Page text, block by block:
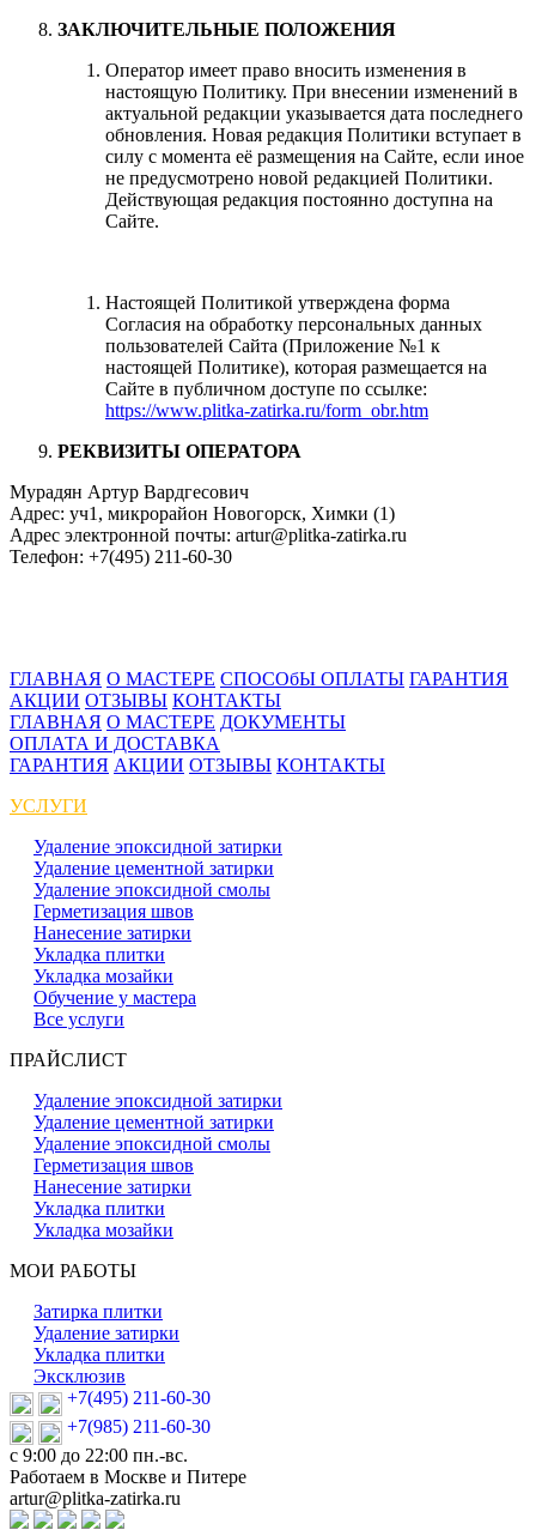
ЗАКЛЮЧИТЕЛЬНЫЕ ПОЛОЖЕНИЯ
Оператор имеет право вносить изменения в
настоящую Политику. При внесении изменений в
актуальной редакции указывается дата последнего
обновления. Новая редакция Политики вступает в
силу с момента её размещения на Сайте, если иное
не предусмотрено новой редакцией Политики.
Действующая редакция постоянно доступна на
Сайте.
Настоящей Политикой утверждена форма
Согласия на обработку персональных данных
пользователей Сайта (Приложение №1 к
настоящей Политике), которая размещается на
Сайте в публичном доступе по ссылке:
https://www.plitka-zatirka.ru/form_obr.htm
РЕКВИЗИТЫ ОПЕРАТОРА
Мурадян Артур Вардгесович
Адрес: уч1, микрорайон Новогорск, Химки (1)
Адрес электронной почты: artur@plitka-zatirka.ru
Телефон: +7(495) 211-60-30
ГЛАВНАЯ О МАСТЕРЕ СПОСОбЫ ОПЛАТЫ ГАРАНТИЯ
АКЦИИ ОТЗЫВЫ КОНТАКТЫ
ГЛАВНАЯ О МАСТЕРЕ ДОКУМЕНТЫ
ОПЛАТА И ДОСТАВКА
ГАРАНТИЯ АКЦИИ ОТЗЫВЫ КОНТАКТЫ
УСЛУГИ
Удаление эпоксидной затирки
Удаление цементной затирки
Удаление эпоксидной смолы
Герметизация швов
Нанесение затирки
Укладка плитки
Укладка мозайки
Обучение у мастера
Все услуги
ПРАЙСЛИСТ
Удаление эпоксидной затирки
Удаление цементной затирки
Удаление эпоксидной смолы
Герметизация швов
Нанесение затирки
Укладка плитки
Укладка мозайки
МОИ РАБОТЫ
Затирка плитки
Удаление затирки
Укладка плитки
Эксклюзив
+7(495) 211-60-30
+7(985) 211-60-30
с 9:00 до 22:00 пн.-вс.
Работаем в Москве и Питере
artur@plitka-zatirka.ru